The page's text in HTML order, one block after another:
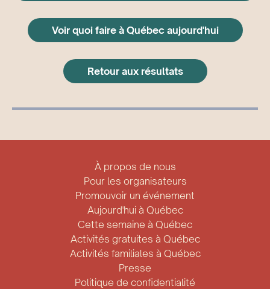
Voir quoi faire à Québec aujourd'hui
Retour aux résultats
À propos de nous
Pour les organisateurs
Promouvoir un événement
Aujourd'hui à Québec
Cette semaine à Québec
Activités gratuites à Québec
Activités familiales à Québec
Presse
Politique de confidentialité